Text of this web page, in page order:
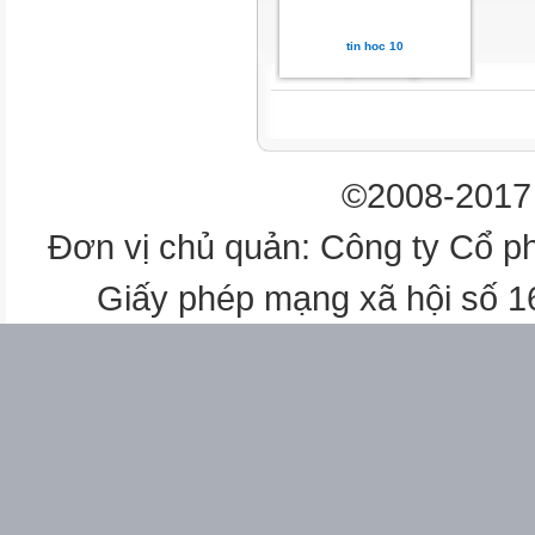
tin hoc 10
©2008-
Đơn vị chủ quản: Công ty Cổ
Giấy phép mạng xã hội số